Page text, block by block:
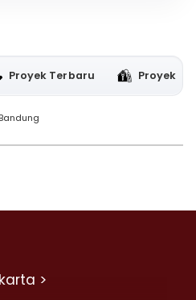
Proyek Terbaru Proyek
>